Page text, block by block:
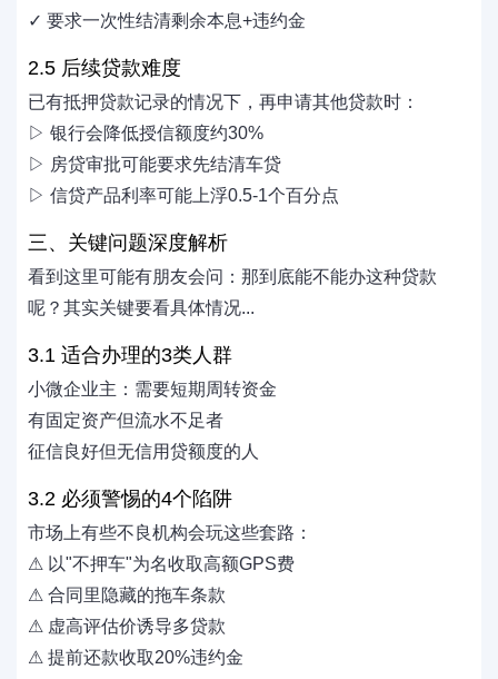
✓ 要求一次性结清剩余本息+违约金
2.5 后续贷款难度
已有抵押贷款记录的情况下，再申请其他贷款时：
▷ 银行会降低授信额度约30%
▷ 房贷审批可能要求先结清车贷
▷ 信贷产品利率可能上浮0.5-1个百分点
三、关键问题深度解析
看到这里可能有朋友会问：那到底能不能办这种贷款
呢？其实关键要看具体情况...
3.1 适合办理的3类人群
小微企业主：需要短期周转资金
有固定资产但流水不足者
征信良好但无信用贷额度的人
3.2 必须警惕的4个陷阱
市场上有些不良机构会玩这些套路：
⚠ 以"不押车"为名收取高额GPS费
⚠ 合同里隐藏的拖车条款
⚠ 虚高评估价诱导多贷款
⚠ 提前还款收取20%违约金